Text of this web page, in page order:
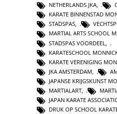
NETHERLANDS JKA,
KARATE BINNENSTAD
STADSPAS,
MARTIAL ARTS SCHOOL
STADSPAS VOORDEEL
KARATESCHOOL
KARATE VERENIGING
JKA AMSTERDAM
JAPANSE KRIJGSKUNST
MARTIALART
JAPAN KARATE
DRUK OP SCHOOL